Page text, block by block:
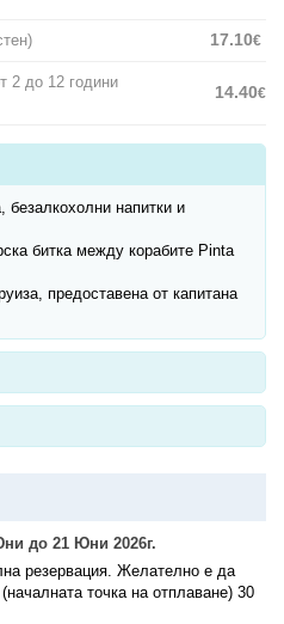
17.10€
2 до 12 години
14.40€
безалкохолни напитки и
битка между корабите Pinta
предоставена от капитана
до 21 Юни 2026г.
резервация. Желателно е да
точка на отплаване) 30